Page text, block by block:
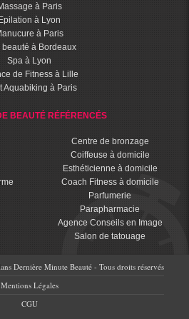
à Paris
Epilation à Lyon
à Paris
beauté à Bordeaux
Spa à Lyon
de Fitness à Lille
Aquabiking à Paris
BEAUTÉ RÉFÉRENCÉS
Centre de bronzage
Coiffeuse à domicile
Esthéticienne à domicile
Coach Fitness à domicile
Parfumerie
Parapharmacie
Agence Conseils en Image
Salon de tatouage
Dernière Minute Beauté - Tous droits réservés
Mentions Légales
CGU